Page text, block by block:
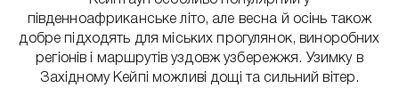
південноафриканське літо, але весна й осінь також
добре підходять для міських прогулянок, виноробних
регіонів і маршрутів уздовж узбережжя. Узимку в
Західному Кейпі можливі дощі та сильний вітер.